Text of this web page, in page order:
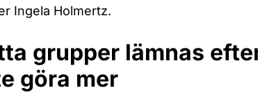
Ingela Holmertz.
grupper lämnas
göra mer